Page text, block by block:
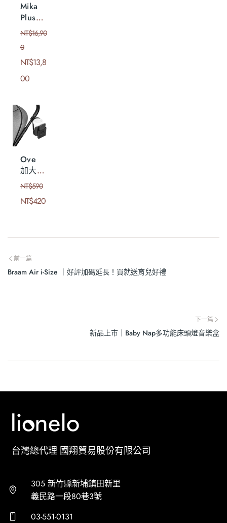
Mika
Plus
全地形
雙向二
合一嬰
幼兒推
車
NT$16,90
0
NT$13,8
00
Ove
加大型
360度
二合一
推車手
NT$590
NT$420
前一篇
Braam Air i-Size ｜好評加碼延長！買就送育兒好禮
下一篇
新品上市｜Baby Nap多功能床頭燈音樂盒
台灣總代理 國翔貿易股份有限公司
305 新竹縣新埔鎮田新里
義民路一段80巷3號
03-551-0131